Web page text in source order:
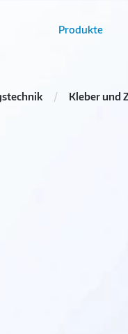
Produkte
Kleber und